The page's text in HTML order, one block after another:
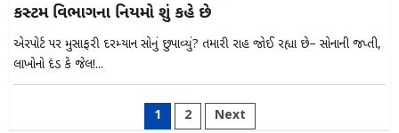
કસ્ટમ વિભાગના નિયમો શું કહે છે
એરપોર્ટ પર મુસાફરી દરમ્યાન સોનું છુપાવ્યું? તમારી રાહ જોઈ રહ્યા છે– સોનાની જપ્તી,
લાખોનો દંડ કે જેલ!...
1 2 Next